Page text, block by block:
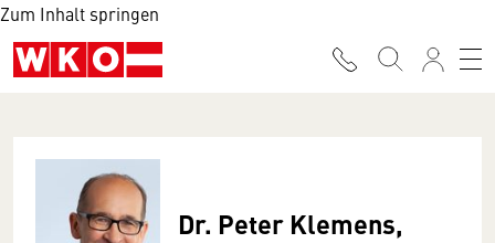
Zum Inhalt springen
Dr. Peter Klemens,